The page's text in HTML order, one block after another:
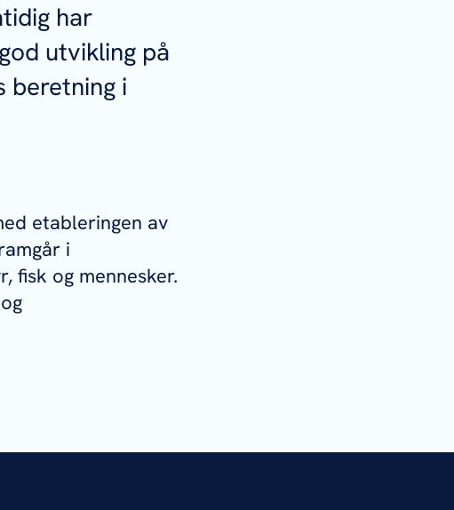
har
utvikling på
beretning i
etableringen av
i
fisk og mennesker.